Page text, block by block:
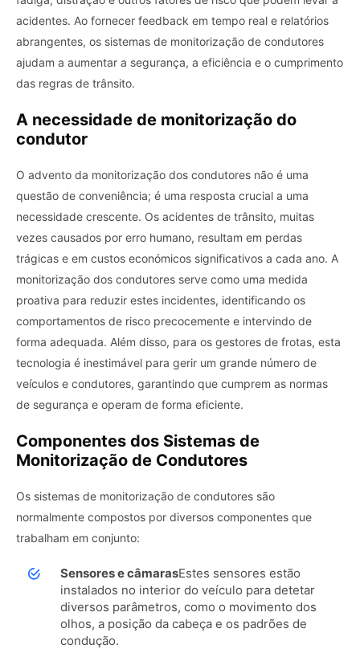
acidentes. Ao fornecer feedback em tempo real e relatórios
abrangentes, os sistemas de monitorização de condutores
ajudam a aumentar a segurança, a eficiência e o cumprimento
das regras de trânsito.
A necessidade de monitorização do
condutor
O advento da monitorização dos condutores não é uma
questão de conveniência; é uma resposta crucial a uma
necessidade crescente. Os acidentes de trânsito, muitas
vezes causados ​​por erro humano, resultam em perdas
trágicas e em custos económicos significativos a cada ano. A
monitorização dos condutores serve como uma medida
proativa para reduzir estes incidentes, identificando os
comportamentos de risco precocemente e intervindo de
forma adequada. Além disso, para os gestores de frotas, esta
tecnologia é inestimável para gerir um grande número de
veículos e condutores, garantindo que cumprem as normas
de segurança e operam de forma eficiente.
Componentes dos Sistemas de
Monitorização de Condutores
Os sistemas de monitorização de condutores são
normalmente compostos por diversos componentes que
trabalham em conjunto:
Sensores e câmarasEstes sensores estão
instalados no interior do veículo para detetar
diversos parâmetros, como o movimento dos
olhos, a posição da cabeça e os padrões de
condução.